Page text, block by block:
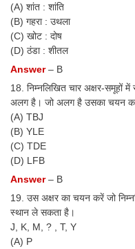
(A) शांत : शांति
(B) गहरा : उथला
(C) खोट : दोष
(D) ठंडा : शीतल
Answer– B
18. निम्नलिखित चार अक्षर-समूहों
अलग है। जो अलग है उसका चयन
(A) TBJ
(B) YLE
(C) TDE
(D) LFB
Answer– B
19. उस अक्षर का चयन करें जो
स्थान ले सकता है।
J, K, M, ? , T, Y
(A) P